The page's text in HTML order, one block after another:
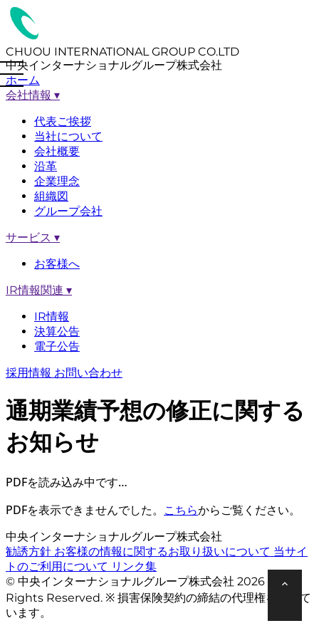
CHUOU INTERNATIONAL GROUP CO.LTD
中央インターナショナルグループ株式会社
ホーム
会社情報 ▾
代表ご挨拶
当社について
会社概要
沿革
企業理念
組織図
グループ会社
サービス ▾
お客様へ
IR情報関連 ▾
IR情報
決算公告
電子公告
採用情報 お問い合わせ
通期業績予想の修正に関する
お知らせ
PDFを読み込み中です…
PDFを表示できませんでした。 こちらからご覧ください。
中央インターナショナルグループ株式会社
勧誘方針 お客様の情報に関するお取り扱いについて 当サイ
トのご利用について リンク集
© 中央インターナショナルグループ株式会社 2026 All
Rights Reserved. ※ 損害保険契約の締結の代理権を有して
います。